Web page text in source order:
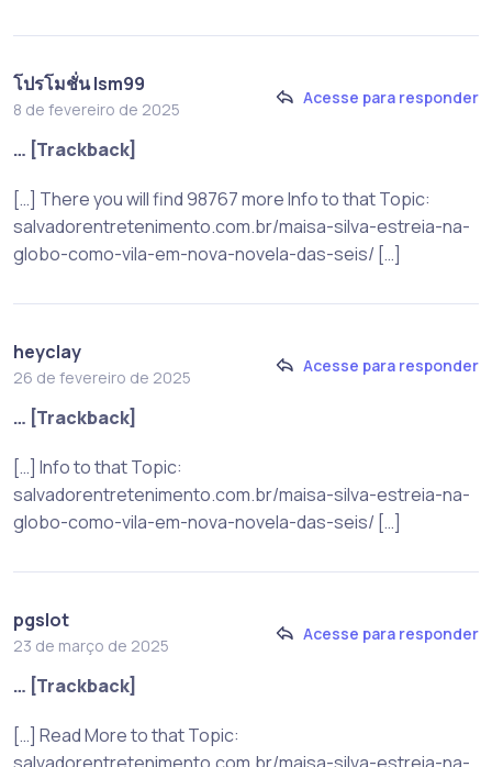
โปรโมชั่น lsm99
8 de fevereiro de 2025
Acesse para responder
… [Trackback]
[…] There you will find 98767 more Info to that Topic:
salvadorentretenimento.com.br/maisa-silva-estreia-na-
globo-como-vila-em-nova-novela-das-seis/ […]
heyclay
26 de fevereiro de 2025
Acesse para responder
… [Trackback]
[…] Info to that Topic:
salvadorentretenimento.com.br/maisa-silva-estreia-na-
globo-como-vila-em-nova-novela-das-seis/ […]
pgslot
23 de março de 2025
Acesse para responder
… [Trackback]
[…] Read More to that Topic: